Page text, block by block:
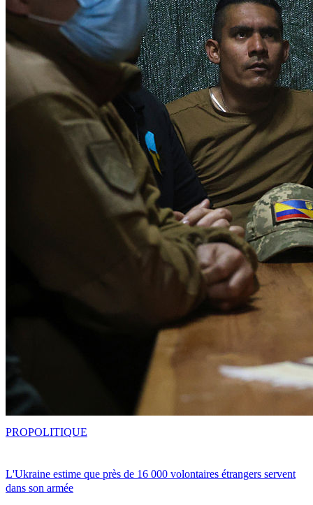
L'Ukraine estime que près de 16 000 volontaires étrangers servent
dans son armée
PROPOLITIQUE